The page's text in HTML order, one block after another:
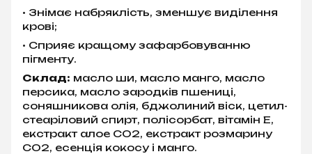
• Знімає набряклість, зменшує виділення
крові;
• Сприяє кращому зафарбовуванню
пігменту.
Склад: масло ши, масло манго, масло
персика, масло зародків пшениці,
соняшникова олія, бджолиний віск, цетил-
стеаріловий спирт, полісорбат, вітамін Е,
екстракт алое CO2, екстракт розмарину
CO2, есенція кокосу і манго.